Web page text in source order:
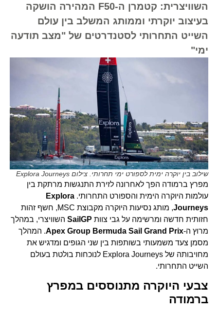
השוויצרית: קטמרן ה-F50 המהירה הושקה
בעיצוב יוקרתי וממותג המשלב בין עולם
השייט התחרותי לסטנדרטים של "מצב תודעה
ימי"
שילוב בין יוקרה ימית לספורט ימי תחרותי. צילום Explora Journeys
מפרץ ברמודה הפך לאחרונה לזירת התנגשות מרתקת בין
עולמות היוקרה הימית והספורט התחרותי. Explora
Journeys
, מותג נסיעות היוקרה מקבוצת MSC, חשף זהות
חזותית חדשה ומרשימה על גבי צוות SailGP השוויצרי, במהלך
מרוץ ה-Apex Group Bermuda Sail Grand Prix. המהלך
מסמן צעד משמעותי בשותפות בין שני הגופים ומדגיש את
מחויבותה של Explora Journeys לנוכחות בולטת בעולם
השייט התחרותי.
צבעי היוקרה מתנוססים במפרץ
ברמודה